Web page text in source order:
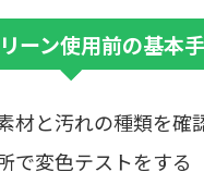
ーン使用前の基本
材と汚れの種類を確
で変色テストをする